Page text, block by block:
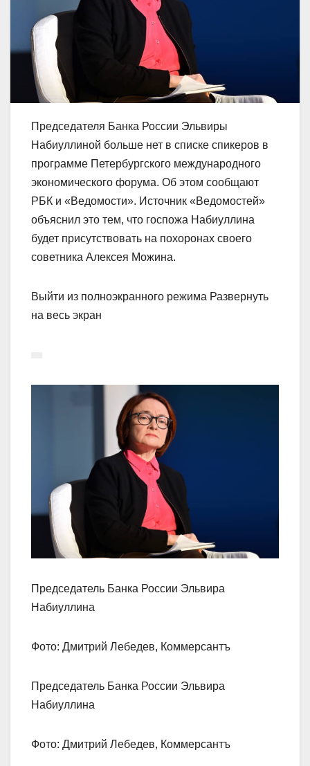
Председателя Банка России Эльвиры
Набиуллиной больше нет в списке спикеров в
программе Петербургского международного
экономического форума. Об этом сообщают
РБК и «Ведомости». Источник «Ведомостей»
объяснил это тем, что госпожа Набиуллина
будет присутствовать на похоронах своего
советника Алексея Можина.
Выйти из полноэкранного режима Развернуть
на весь экран
Председатель Банка России Эльвира
Набиуллина
Фото: Дмитрий Лебедев, Коммерсантъ
Председатель Банка России Эльвира
Набиуллина
Фото: Дмитрий Лебедев, Коммерсантъ